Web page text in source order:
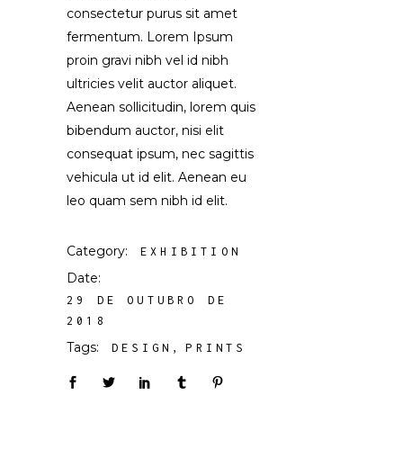
consectetur purus sit amet
fermentum. Lorem Ipsum
proin gravi nibh vel id nibh
ultricies velit auctor aliquet.
Aenean sollicitudin, lorem quis
bibendum auctor, nisi elit
consequat ipsum, nec sagittis
vehicula ut id elit. Aenean eu
leo quam sem nibh id elit.
Category: EXHIBITION
Date:
29 DE OUTUBRO DE
2018
Tags: DESIGN PRINTS